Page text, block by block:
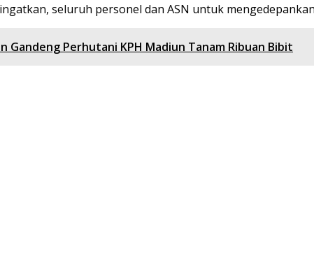
seluruh personel dan ASN untuk
Gandeng Perhutani KPH Madiun Tanam Ribuan Bibit